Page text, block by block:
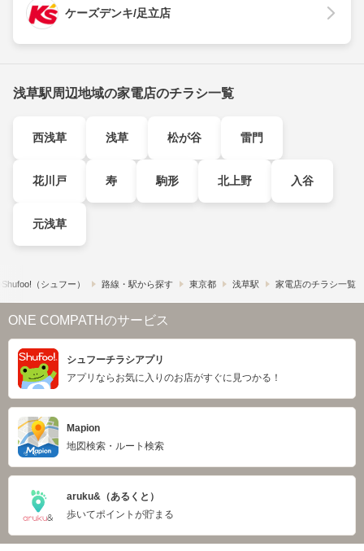
ケーズデンキ/足立店
浅草駅周辺地域の家電店のチラシ一覧
西浅草 浅草 松が谷 雷門
花川戸 寿 駒形 北上野 入谷
元浅草
（シュフー） 路線・駅から探す 東京都 浅草駅 家電店のチラシ一覧
ONE COMPATHのサービス
シュフーチラシアプリ
アプリならお気に入りのお店がすぐに見つかる！
Mapion
地図検索・ルート検索
aruku&（あるくと）
歩いてポイントが貯まる